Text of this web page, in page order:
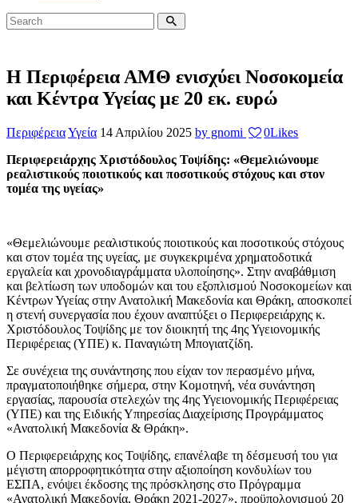
Η Περιφέρεια ΑΜΘ ενισχύει Νοσοκομεία
και Κέντρα Υγείας με 20 εκ. ευρώ
ΠεριφέρειαΥγεία 14 Απριλίου 2025 by gnomi 0Likes
Περιφερειάρχης Χριστόδουλος Τοψίδης: «Θεμελιώνουμε
ρεαλιστικούς ποιοτικούς και ποσοτικούς στόχους και στον
τομέα της υγείας»
«Θεμελιώνουμε ρεαλιστικούς ποιοτικούς και ποσοτικούς στόχους
και στον τομέα της υγείας, με συγκεκριμένα χρηματοδοτικά
εργαλεία και χρονοδιαγράμματα υλοποίησης». Στην αναβάθμιση
και βελτίωση των υποδομών και του εξοπλισμού Νοσοκομείων και
Κέντρων Υγείας στην Ανατολική Μακεδονία και Θράκη, αποσκοπεί
η στενή συνεργασία που έχουν αναπτύξει ο Περιφερειάρχης κ.
Χριστόδουλος Τοψίδης με τον διοικητή της 4ης Υγειονομικής
Περιφέρειας (ΥΠΕ) κ. Παναγιώτη Μπογιατζίδη.
Σε συνέχεια της συνάντησης που είχαν τον περασμένο μήνα,
πραγματοποιήθηκε σήμερα, στην Κομοτηνή, νέα συνάντηση
εργασίας, παρουσία στελεχών της 4ης Υγειονομικής Περιφέρειας
(ΥΠΕ) και της Ειδικής Υπηρεσίας Διαχείρισης Προγράμματος
«Ανατολική Μακεδονία & Θράκη».
Ο Περιφερειάρχης κος Τοψίδης, επανέλαβε τη δέσμευσή του για
μέγιστη απορροφητικότητα στην αξιοποίηση κονδυλίων του
ΕΣΠΑ, ενόψει έκδοσης της πρόσκλησης στο Πρόγραμμα
«Ανατολική Μακεδονία, Θράκη 2021-2027», προϋπολογισμού 20